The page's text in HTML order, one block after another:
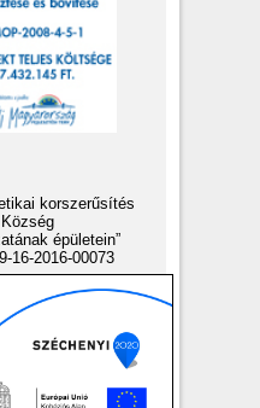
korszerűsítés
épületein”
16-2016-00073